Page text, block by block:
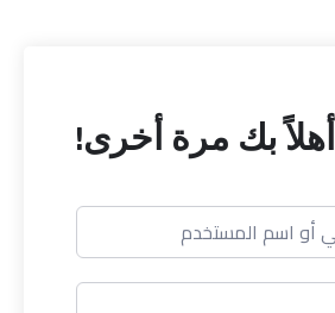
أهلاً بك مرة أخرى!